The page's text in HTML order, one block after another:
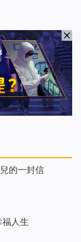
的一封信
了幸福人生